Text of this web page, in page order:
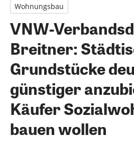
Wohnungsbau
VNW-
Breitner:
Grundstücke
günstiger
Käufer
bauen wollen